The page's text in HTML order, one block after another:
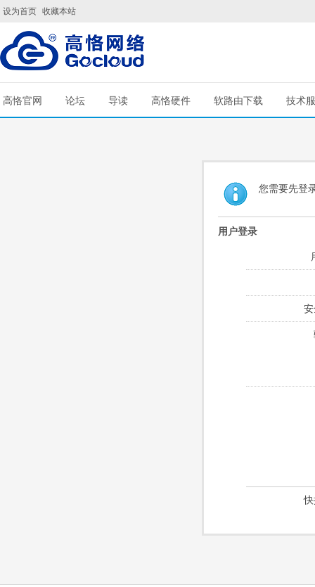
设为首页 收藏本站
高恪官网 论坛 导读 高恪硬件 软路由下载 技术
您需要先登
用户登录